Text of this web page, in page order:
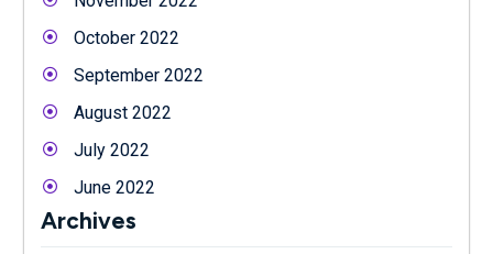
October 2022
September 2022
August 2022
July 2022
June 2022
Archives